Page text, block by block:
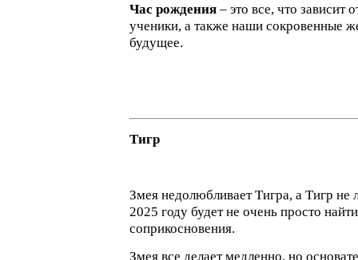
Час рождения – это все, что зависит
ученики, а также наши сокровенные
будущее.
Тигр
Змея недолюбливает Тигра, а Тигр
2025 году будет не очень просто
соприкосновения.
Змея все делает медленно, но